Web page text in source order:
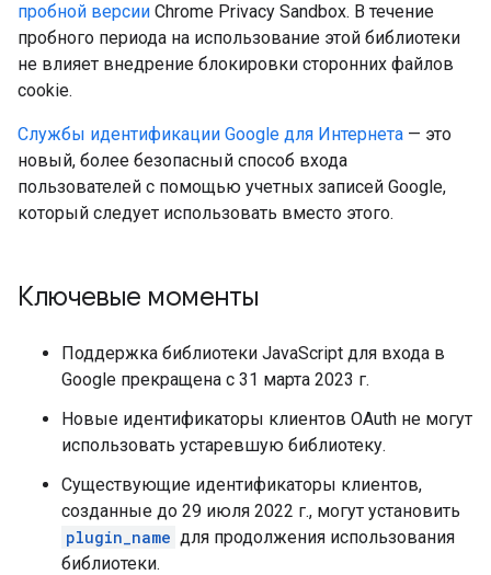
пробной версии Chrome Privacy Sandbox. В течение
пробного периода на использование этой библиотеки
не влияет внедрение блокировки сторонних файлов
cookie.
Службы идентификации Google для Интернета — это
новый, более безопасный способ входа
пользователей с помощью учетных записей Google,
который следует использовать вместо этого.
Ключевые моменты
Поддержка библиотеки JavaScript для входа в
Google прекращена с 31 марта 2023 г.
Новые идентификаторы клиентов OAuth не могут
использовать устаревшую библиотеку.
Существующие идентификаторы клиентов,
созданные до 29 июля 2022 г., могут установить
plugin_name для продолжения использования
библиотеки.